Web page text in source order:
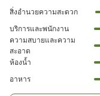
สิ่งอำนวยความสะดวก
บริการและพนักงาน
ความสบายและความ
สะอาด
ห้องน้ำ
อาหาร